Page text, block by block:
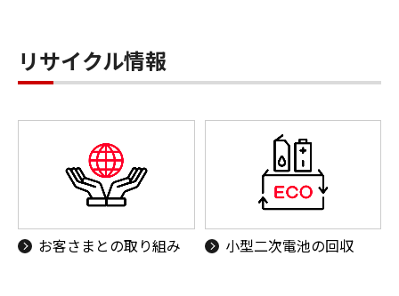
リサイクル情報
お客さまとの取り組み 小型二次電池の回収